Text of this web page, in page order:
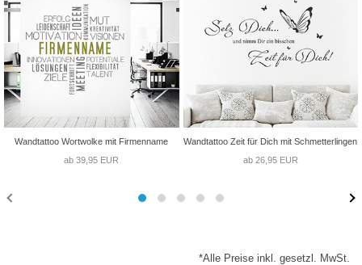
Wandtattoo Wortwolke mit Firmenname
ab 39,95 EUR
Wandtattoo Zeit für Dich mit Schmetterlingen
ab 26,95 EUR
*Alle Preise inkl. gesetzl. MwSt.